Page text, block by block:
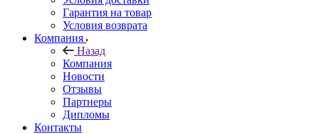
Гарантия на товар
Условия возврата
Компания
Назад
Компания
Новости
Отзывы
Партнеры
Дипломы
Контакты